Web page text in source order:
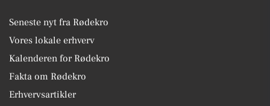
Seneste nyt fra Rødekro
Vores lokale erhverv
Kalenderen for Rødekro
Fakta om Rødekro
Erhvervsartikler